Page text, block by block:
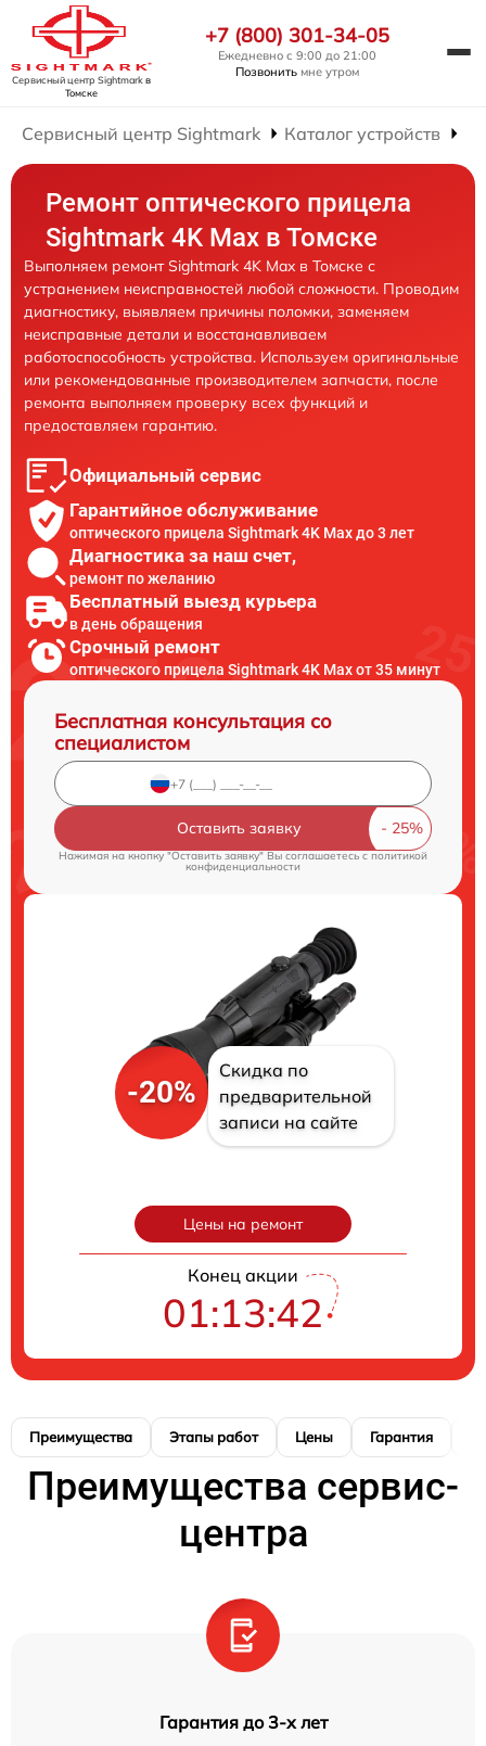
Сервисный центр Sightmarkв
Томске
+7 (800) 301-34-05
Ежедневно с 9:00 до 21:00
Позвонить мне утром
Сервисный центр Sightmark Каталог устройств
Ремонт оптического прицела
Sightmark 4K Max в Томске
Выполняем ремонт Sightmark 4K Max в Томске с
устранением неисправностей любой сложности. Проводим
диагностику, выявляем причины поломки, заменяем
неисправные детали и восстанавливаем
работоспособность устройства. Используем оригинальные
или рекомендованные производителем запчасти, после
ремонта выполняем проверку всех функций и
предоставляем гарантию.
Официальный сервис
Гарантийное обслуживание
оптического прицела Sightmark 4K Max до 3 лет
Диагностика за наш счет,
ремонт по желанию
Бесплатный выезд курьера
в день обращения
Срочный ремонт
оптического прицела Sightmark 4K Max от 35 минут
Бесплатная консультация со
специалистом
Оставить заявку
Нажимая на кнопку "Оставить заявку" Вы соглашаетесь cполитикой
конфиденциальности
-20%
Скидка по
предварительной
записи на сайте
Цены на ремонт
Конец акции
01:13:42
Преимущества Этапы работ Цены Гарантия
Преимущества сервис-
центра
Гарантия до 3-х лет